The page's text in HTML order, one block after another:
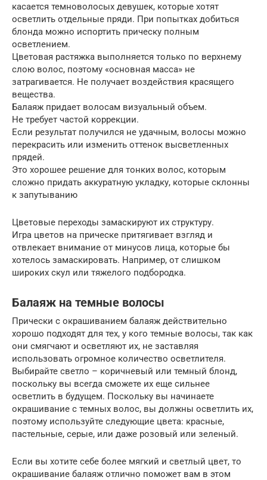
касается темноволосых девушек, которые хотят
осветлить отдельные пряди. При попытках добиться
блонда можно испортить прическу полным
осветлением.
Цветовая растяжка выполняется только по верхнему
слою волос, поэтому «основная масса» не
затрагивается. Не получает воздействия красящего
вещества.
Балаяж придает волосам визуальный объем.
Не требует частой коррекции.
Если результат получился не удачным, волосы можно
перекрасить или изменить оттенок высветленных
прядей.
Это хорошее решение для тонких волос, которым
сложно придать аккуратную укладку, которые склонны
к запутыванию
Цветовые переходы замаскируют их структуру.
Игра цветов на прическе притягивает взгляд и
отвлекает внимание от минусов лица, которые бы
хотелось замаскировать. Например, от слишком
широких скул или тяжелого подбородка.
Балаяж на темные волосы
Прически с окрашиванием балаяж действительно
хорошо подходят для тех, у кого темные волосы, так как
они смягчают и осветляют их, не заставляя
использовать огромное количество осветлителя.
Выбирайте светло – коричневый или темный блонд,
поскольку вы всегда сможете их еще сильнее
осветлить в будущем. Поскольку вы начинаете
окрашивание с темных волос, вы должны осветлить их,
поэтому используйте следующие цвета: красные,
пастельные, серые, или даже розовый или зеленый.
Если вы хотите себе более мягкий и светлый цвет, то
окрашивание балаяж отлично поможет вам в этом